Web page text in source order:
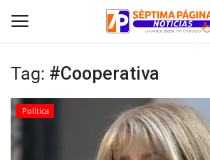
Inicio
Tag: #Cooperativa
Política